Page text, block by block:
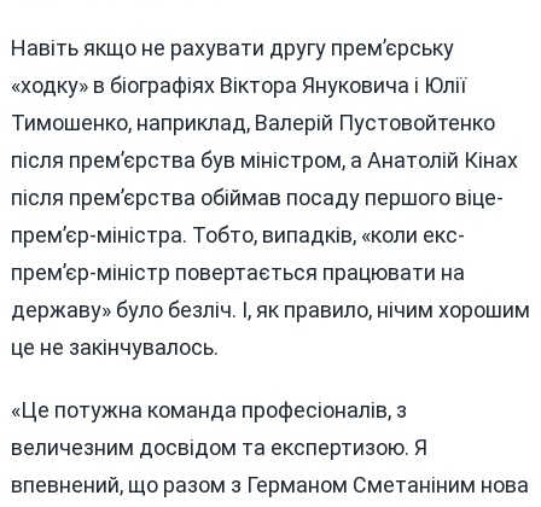
Навіть якщо не рахувати другу прем’єрську
«ходку» в біографіях Віктора Януковича і Юлії
Тимошенко, наприклад, Валерій Пустовойтенко
після прем’єрства був міністром, а Анатолій Кінах
після прем’єрства обіймав посаду першого віце-
прем’єр-міністра. Тобто, випадків, «коли екс-
прем’єр-міністр повертається працювати на
державу» було безліч. І, як правило, нічим хорошим
це не закінчувалось.
«Це потужна команда професіоналів, з
величезним досвідом та експертизою. Я
впевнений, що разом з Германом Сметаніним нова